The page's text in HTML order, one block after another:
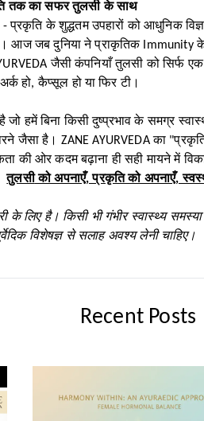
तक का सफर तुलसी के साथ
- प्रकृति के शुद्धतम उपहारों को आधुनिक
आज जब दुनिया ने प्राकृतिक Immunity
जैसी कंपनियाँ तुलसी को सिर्फ
हो, कैप्सूल हो या फिर टी।
हमें बिना किसी दुष्प्रभाव के समग्र
जैसा है। ZANE AYURVEDA का
की ओर कदम बढ़ाना ही सही मायने में
तुलसीको अपनाएँ, प्रकृति को अपनाएँ,
के लिए है। किसी भी गंभीर स्वास्थ्य
विशेषज्ञ से सलाह अवश्य लेनी चाहिए।
Recent Posts